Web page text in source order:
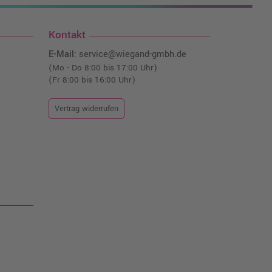
Kontakt
E-Mail: service@wiegand-gmbh.de
(Mo - Do 8:00 bis 17:00 Uhr)
(Fr 8:00 bis 16:00 Uhr)
Vertrag widerrufen